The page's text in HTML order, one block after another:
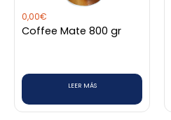
0,00€
Coffee Mate 800 gr
LEER MÁS